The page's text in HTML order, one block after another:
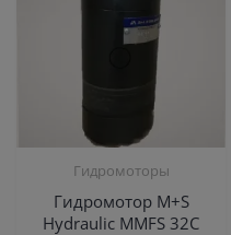
Гидромоторы
Гидромотор M+S
Hydraulic MMFS 32C